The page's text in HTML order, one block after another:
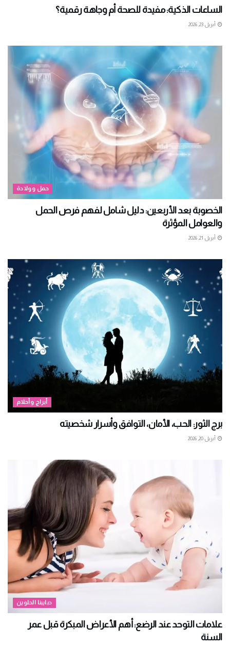
الساعات الذكية: مفيدة للصحة أم وجاهة رقمية؟
أبريل 23, 2026
حمل وولادة
الخصوبة بعد الأربعين: دليل شامل لفهم فرص الحمل
والعوامل المؤثرة
أبريل 21, 2026
أبراج وأحلام
برج الثور: الحب، الأمان، التوافق وأسرار شخصيته
أبريل 20, 2026
حبايبنا الحلوين
علامات التوحد عند الرضع: أهم الأعراض المبكرة قبل عمر
السنة